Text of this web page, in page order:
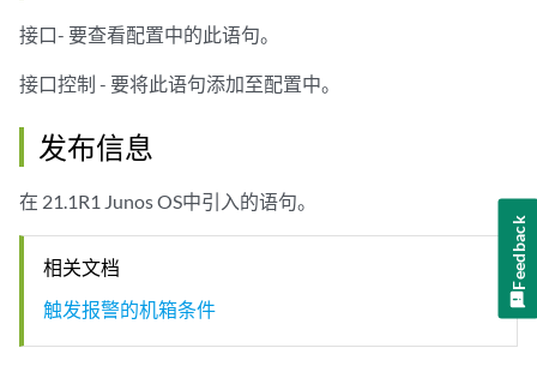
接口- 要查看配置中的此语句。
接口控制 - 要将此语句添加至配置中。
发布信息
在 21.1R1 Junos OS中引入的语句。
相关文档
触发报警的机箱条件
Feedback